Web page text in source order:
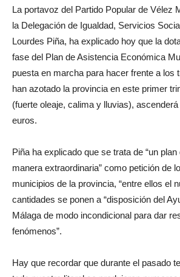
La portavoz del Partido Popular de Vélez
la Delegación de Igualdad, Servicios
Lourdes Piña, ha explicado hoy que la
fase del Plan de Asistencia Económica
puesta en marcha para hacer frente a los
han azotado la provincia en este primer
(fuerte oleaje, calima y lluvias),
euros.
Piña ha explicado que se trata de “un
manera extraordinaria” como petición de
municipios de la provincia, “entre ellos el
cantidades se ponen a “disposición del
Málaga de modo incondicional para dar
fenómenos”.
Hay que recordar que durante el pasado